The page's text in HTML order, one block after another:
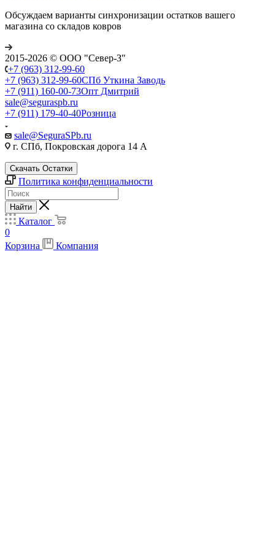
Обсуждаем варианты синхронизации остатков вашего
магазина со складов ковров
2015-2026 © ООО "Север-З"
+7 (963) 312-99-60
+7 (963) 312-99-60СПб Уткина Заводь
+7 (911) 160-00-73Опт Дмитрий
sale@seguraspb.ru
+7 (911) 179-40-40Розница
sale@SeguraSPb.ru
г. СПб, Покровская дорога 14 А
Скачать Остатки
Политика конфиденциальности
Найти
Каталог
0
Корзина
Компания